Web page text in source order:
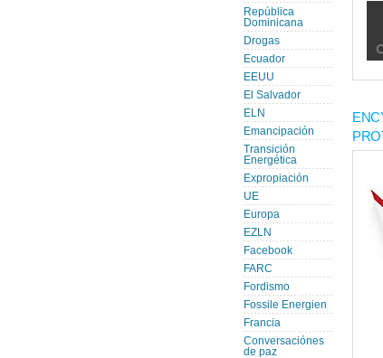
República
Dominicana
Drogas
Ecuador
EEUU
El Salvador
ELN
Emancipación
Transición
Energética
Expropiación
UE
Europa
EZLN
Facebook
FARC
Fordismo
Fossile Energien
Francia
Conversaciónes
de paz